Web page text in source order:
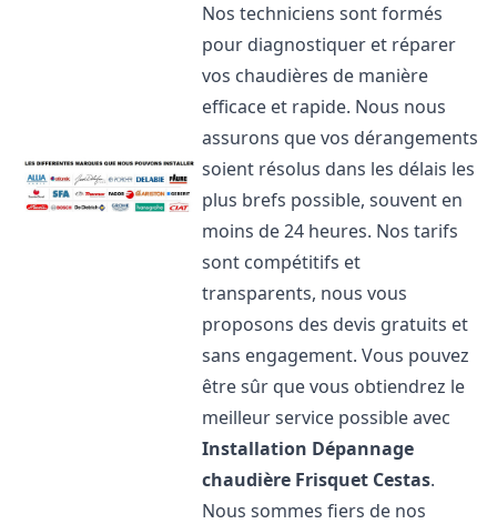
Nos techniciens sont formés
pour diagnostiquer et réparer
vos chaudières de manière
efficace et rapide. Nous nous
assurons que vos dérangements
soient résolus dans les délais les
plus brefs possible, souvent en
moins de 24 heures. Nos tarifs
sont compétitifs et
transparents, nous vous
proposons des devis gratuits et
sans engagement. Vous pouvez
être sûr que vous obtiendrez le
meilleur service possible avec
Installation Dépannage
chaudière Frisquet Cestas.
Nous sommes fiers de nos